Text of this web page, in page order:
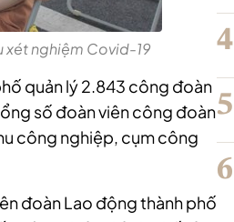
xét nghiệm Covid-19
quản lý 2.843 công đoàn
số đoàn viên công đoàn
công nghiệp, cụm công
đoàn Lao động thành phố
4
5
6